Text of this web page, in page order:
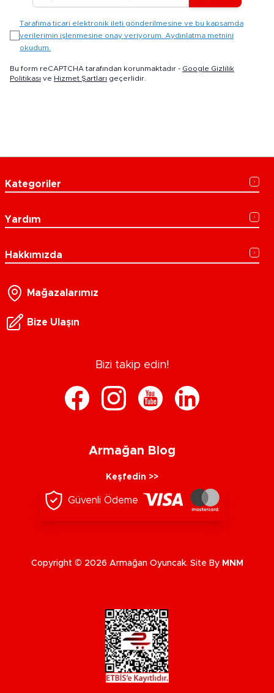
Tarafıma ticari elektronik ileti gönderilmesine ve bu kapsamda
verilerimin işlenmesine onay veriyorum. Aydınlatma metnini
okudum.
Bu form reCAPTCHA tarafından korunmaktadır - Google Gizlilik
Politikası ve Hizmet Şartları geçerlidir.
Kategoriler
Yardım
Hakkımızda
Mağazalarımız
Bize Ulaşın
Bizi takip edin!
Armağan Blog
Keşfedin >>
Güvenli Ödeme
Copyright © 2026 Armağan Oyuncak. Site By MNM